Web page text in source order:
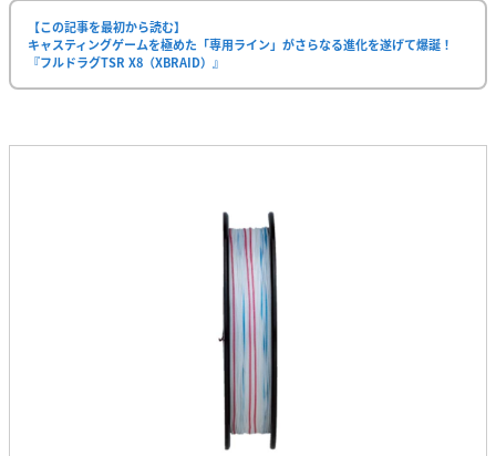
【この記事を最初から読む】
キャスティングゲームを極めた「専用ライン」がさらなる進化を遂げて爆誕！
『フルドラグTSR X8（XBRAID）』